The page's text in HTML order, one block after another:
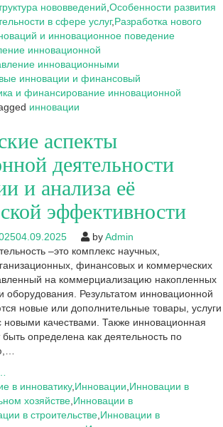
организации
ПАО
Татнефть
нововведений Особенности развития
в сфере услуг,Разработка нового
и инновационное поведение
инновационной
инновационными
инновации и финансовый
и финансирование инновационной
инновации
аспекты
деятельности
и анализа её
эффективности
04.09.2025 byAdmin
–это комплекс научных,
финансовых и коммерческих
на коммерциализацию накопленных
оборудования. Результатом инновационной
новые или дополнительные товары, услуги
новыми качествами. Также инновационная
определена как деятельность по
аспекты
инновационной
деятельности
в инноватику, Инновации Инновации в
хозяйстве Инновации в
в строительстве Инновации в